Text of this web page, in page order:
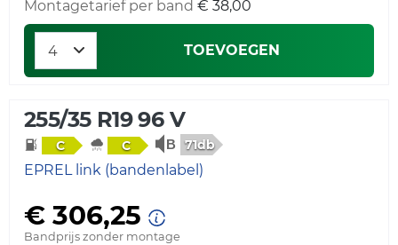
Montagetarief per band € 38,00
TOEVOEGEN
255/35 R19 96 V
C C 71db
EPREL link (bandenlabel)
€ 306,25
Bandprijs zonder montage